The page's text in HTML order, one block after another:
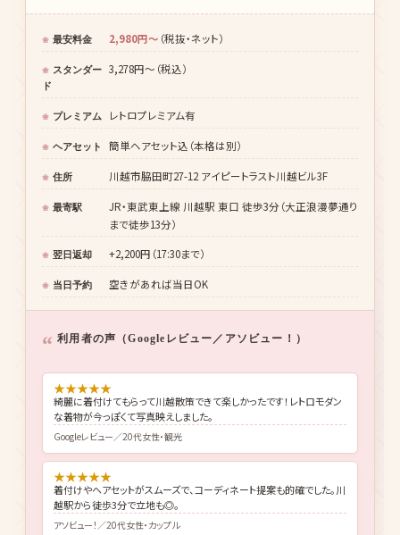
最安料金 2,980円〜 （税抜・ネット）
スタンダー
ド
3,278円〜（税込）
プレミアム レトロプレミアム有
ヘアセット 簡単ヘアセット込（本格は別）
住所 川越市脇田町27-12 アイピートラスト川越ビル3F
最寄駅
JR・東武東上線 川越駅 東口 徒歩3分（大正浪漫夢通り
まで徒歩13分）
翌日返却 +2,200円（17:30まで）
当日予約 空きがあれば当日OK
利用者の声（Googleレビュー／アソビュー！）
★★★★★
綺麗に着付けてもらって川越散策できて楽しかったです！レトロモダン
な着物が今っぽくて写真映えしました。
Googleレビュー／20代女性・観光
★★★★★
着付けやヘアセットがスムーズで、コーディネート提案も的確でした。川
越駅から徒歩3分で立地も◎。
アソビュー！／20代女性・カップル